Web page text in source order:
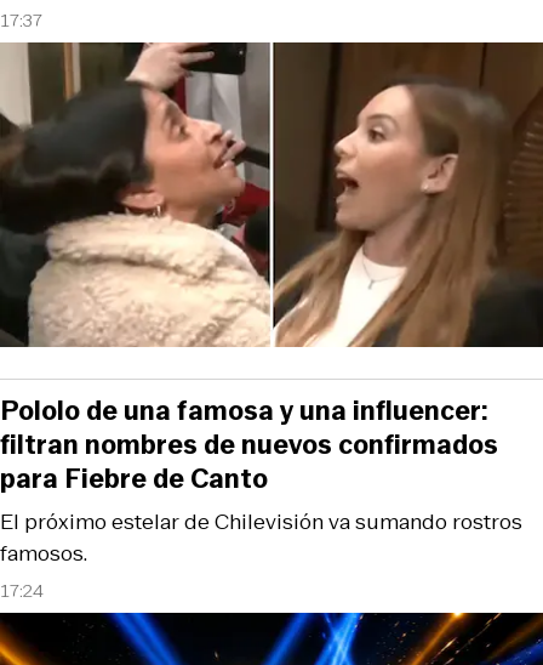
17:37
17:24
El próximo estelar de Chilevisión va sumando rostros
famosos.
Pololo de una famosa y una influencer:
filtran nombres de nuevos confirmados
para Fiebre de Canto